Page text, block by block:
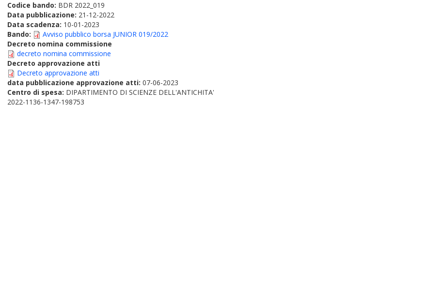
Codice bando: BDR 2022_019
Data pubblicazione: 21-12-2022
Data scadenza: 10-01-2023
Bando:
Avviso pubblico borsa JUNIOR 019/2022
Decreto nomina commissione
decreto nomina commissione
Decreto approvazione atti
Decreto approvazione atti
data pubblicazione approvazione atti: 07-06-2023
Centro di spesa: DIPARTIMENTO DI SCIENZE DELL'ANTICHITA'
2022-1136-1347-198753